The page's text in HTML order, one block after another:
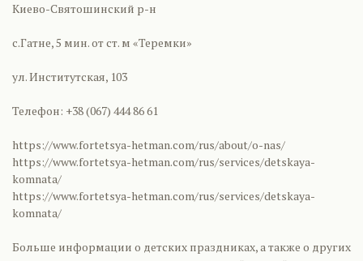
Киево-Святошинский р-н
с.Гатне, 5 мин. от ст. м «Теремки»
ул. Институтская, 103
Телефон: +38 (067) 444 86 61
https://www.fortetsya-hetman.com/rus/about/o-nas/
https://www.fortetsya-hetman.com/rus/services/detskaya-
komnata/
https://www.fortetsya-hetman.com/rus/services/detskaya-
komnata/
Больше информации о детских праздниках, а также о других